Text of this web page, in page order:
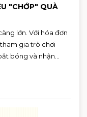
"CHỚP" QUÀ
lớn. Với hóa đơn
gia trò chơi
bóng và nhận
MALL Tân Phú